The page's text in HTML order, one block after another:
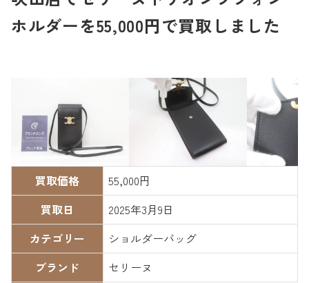
ホルダーを55,000円で買取しました
買取価格
55,000円
買取日
2025年3月9日
カテゴリー
ショルダーバッグ
ブランド
セリーヌ